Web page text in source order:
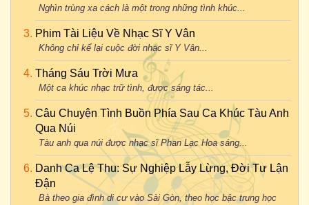
Nghìn trùng xa cách là một trong những tình khúc...
Phim Tài Liệu Về Nhạc Sĩ Y Vân
Không chỉ kể lại cuộc đời nhạc sĩ Y Vân...
Tháng Sáu Trời Mưa
Một ca khúc nhạc trữ tình, được sáng tác...
Câu Chuyện Tình Buồn Phía Sau Ca Khúc Tàu Anh
Qua Núi
Tàu anh qua núi được nhạc sĩ Phan Lạc Hoa sáng...
Danh Ca Lệ Thu: Sự Nghiệp Lẫy Lừng, Đời Tư Lận
Đận
Bà theo gia đình di cư vào Sài Gòn, theo học bậc trung học